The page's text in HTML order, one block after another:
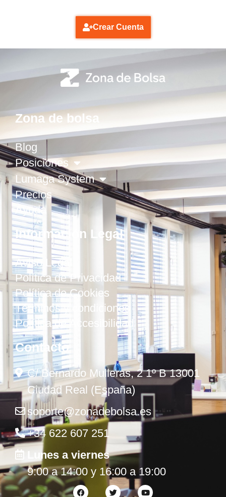
Crear Cuenta
Zona de bolsa
Blog
Posiciones
Lumaga System
Precios
Ayuda
Información Legal
Aviso Legal
Política de Privacidad
Política de Cookies
Términos y condiciones
Política de Accesibilidad
Contacto
C/ Bernardo Mulleras, 2 1º B 13001
Ciudad Real (España)
soporte@zonadebolsa.es
+34 622 607 251
Lunes a viernes
9:00 a 14:00 y 16:00 a 19:00